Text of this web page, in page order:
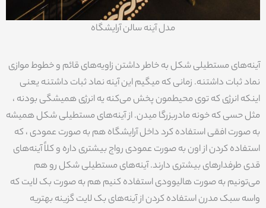
مدل آینه سالن آرایشگاه
آینه‌های مستطیلی شکل به خاطر داشتن زاویه‌های قائم و خطوط موازی
نماد ثبات داشتنه. زمانی که میگیم این آینه نماد ثبات داشتنه یعنی
اینکه انرژی که توی محیطمون پخش می‌کنه یه انرژی همیشگی بودنه ،
مثل حسی که خونه مادربزرگا میدن. از آینه‌های مستطیلی شکل همیشه
به صورت افقی استفاده کرد داخل آرایشگاه هم به صورت عمودی ، که
استفاده کردن از اون به صورت عمودی رواج بیشتری داره و کلاً آینه‌های
قدی طرفدارهای بیشتری دارند. آینه‌های مستطیلی شکل رو هم
می‌تونیم به صورت هالیوودی استفاده کنیم هم به صورت بک لایت که
واسه سبک مدرن استفاده کردن از آینه‌های بک لایت گزینه بهتریه